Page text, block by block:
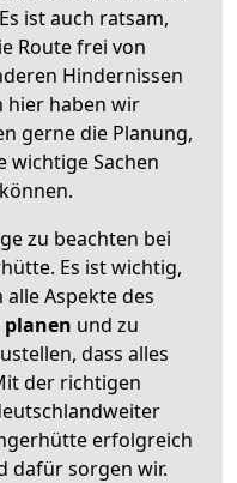
ist auch ratsam,
Route frei von
Hindernissen
hier haben wir
gerne die Planung,
wichtige Sachen
zu beachten bei
Es ist wichtig,
Aspekte des
planen und zu
dass alles
der richtigen
erfolgreich
dafür sorgen wir.